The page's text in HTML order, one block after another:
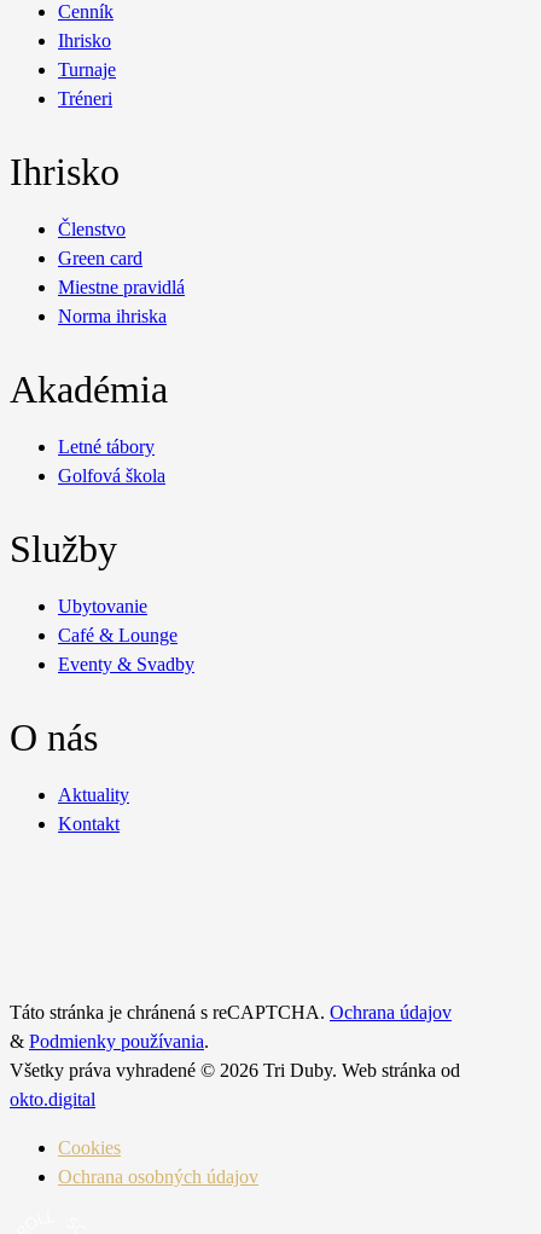
Cenník
Ihrisko
Turnaje
Tréneri
Ihrisko
Členstvo
Green card
Miestne pravidlá
Norma ihriska
Akadémia
Letné tábory
Golfová škola
Služby
Ubytovanie
Café & Lounge
Eventy & Svadby
O nás
Aktuality
Kontakt
Táto stránka je chránená s reCAPTCHA. Ochrana údajov
& Podmienky používania.
Všetky práva vyhradené © 2026 Tri Duby. Web stránka od
okto.digital
Cookies
Ochrana osobných údajov